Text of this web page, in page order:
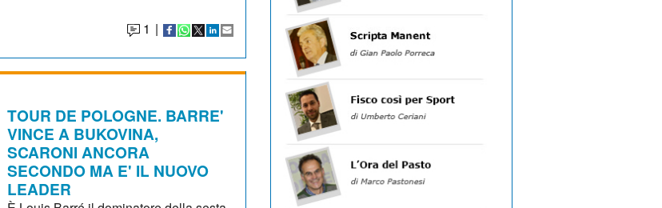
1 |
TOUR DE POLOGNE. BARRE'
VINCE A BUKOVINA,
SCARONI ANCORA
SECONDO MA E' IL NUOVO
LEADER